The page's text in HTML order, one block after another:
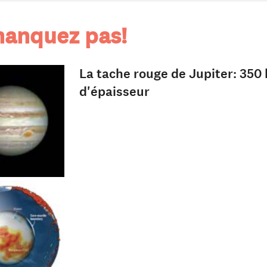
pas!
La tache rouge de Jupiter: 350
d'épaisseur